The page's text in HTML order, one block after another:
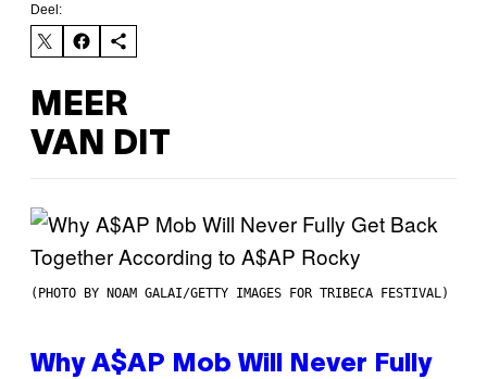
Deel:
MEER
VAN DIT
(PHOTO BY NOAM GALAI/GETTY IMAGES FOR TRIBECA FESTIVAL)
Why A$AP Mob Will Never Fully